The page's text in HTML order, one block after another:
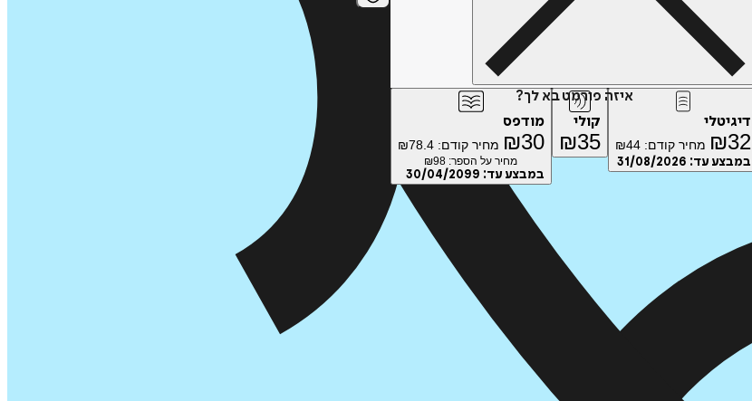
איזה פורמט בא לך?
דיגיטלי
₪32 מחיר קודם: ₪44
במבצע עד: 31/08/2026
קולי
₪35
מודפס
₪30 מחיר קודם: ₪78.4
מחיר על הספר: ₪ 98
במבצע עד: 30/04/2099